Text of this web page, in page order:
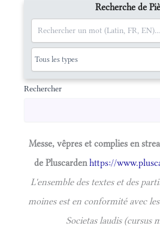
Recherche de
Rechercher
Messe, vêpres et complies en
de Pluscardenhttps://
L'ensemble des textes et des
moines est en conformité avec
Societas laudis (cursus